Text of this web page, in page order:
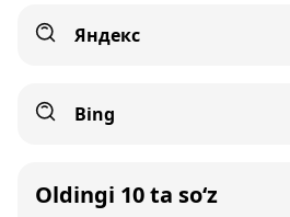
Яндекс
Bing
Oldingi 10 ta so‘z